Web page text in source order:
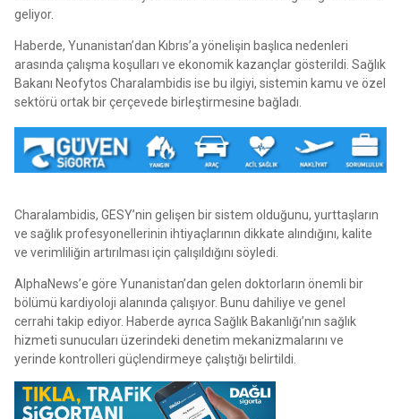
geliyor.
Haberde, Yunanistan’dan Kıbrıs’a yönelişin başlıca nedenleri
arasında çalışma koşulları ve ekonomik kazançlar gösterildi. Sağlık
Bakanı Neofytos Charalambidis ise bu ilgiyi, sistemin kamu ve özel
sektörü ortak bir çerçevede birleştirmesine bağladı.
Charalambidis, GESY’nin gelişen bir sistem olduğunu, yurttaşların
ve sağlık profesyonellerinin ihtiyaçlarının dikkate alındığını, kalite
ve verimliliğin artırılması için çalışıldığını söyledi.
AlphaNews’e göre Yunanistan’dan gelen doktorların önemli bir
bölümü kardiyoloji alanında çalışıyor. Bunu dahiliye ve genel
cerrahi takip ediyor. Haberde ayrıca Sağlık Bakanlığı’nın sağlık
hizmeti sunucuları üzerindeki denetim mekanizmalarını ve
yerinde kontrolleri güçlendirmeye çalıştığı belirtildi.